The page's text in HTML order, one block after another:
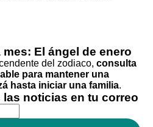
El ángel de enero
del zodiaco, consulta
para mantener una
hasta iniciar una familia.
noticias en tu correo